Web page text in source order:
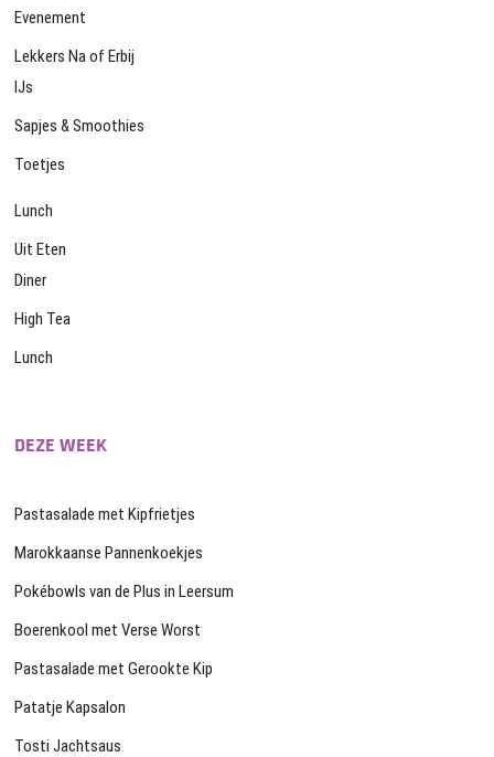
Evenement
Lekkers Na of Erbij
IJs
Sapjes & Smoothies
Toetjes
Lunch
Uit Eten
Diner
High Tea
Lunch
DEZE WEEK
Pastasalade met Kipfrietjes
Marokkaanse Pannenkoekjes
Pokébowls van de Plus in Leersum
Boerenkool met Verse Worst
Pastasalade met Gerookte Kip
Patatje Kapsalon
Tosti Jachtsaus